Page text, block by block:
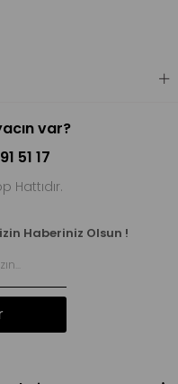
var?
51 17
Hattıdır.
Haberiniz Olsun !